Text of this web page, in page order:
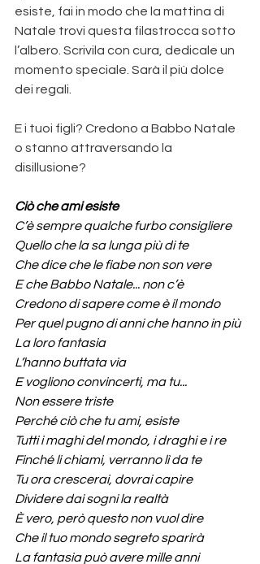
esiste, fai in modo che la mattina di
Natale trovi questa filastrocca sotto
l’albero. Scrivila con cura, dedicale un
momento speciale. Sarà il più dolce
dei regali.
E i tuoi figli? Credono a Babbo Natale
o stanno attraversando la
disillusione?
Ciò che ami esiste
C’è sempre qualche furbo consigliere
Quello che la sa lunga più di te
Che dice che le fiabe non son vere
E che Babbo Natale... non c’è
Credono di sapere come è il mondo
Per quel pugno di anni che hanno in più
La loro fantasia
L’hanno buttata via
E vogliono convincerti, ma tu...
Non essere triste
Perché ciò che tu ami, esiste
Tutti i maghi del mondo, i draghi e i re
Finché li chiami, verranno lì da te
Tu ora crescerai, dovrai capire
Dividere dai sogni la realtà
È vero, però questo non vuol dire
Che il tuo mondo segreto sparirà
La fantasia può avere mille anni